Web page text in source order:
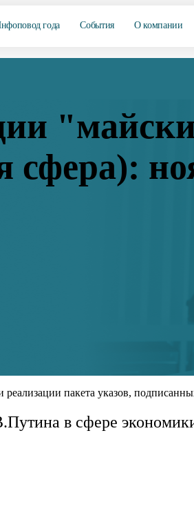
года События О компании
сфера):
пакета указов,
в сфере